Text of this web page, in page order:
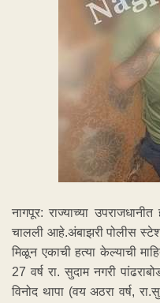
नागपूर: राज्याच्या
चालली आहे.अंबाझरी पोलीस
मिळून एकाची हत्या केल्याची
27 वर्ष रा. सुदाम नगरी
विनोद थापा (वय अठरा वर्ष,